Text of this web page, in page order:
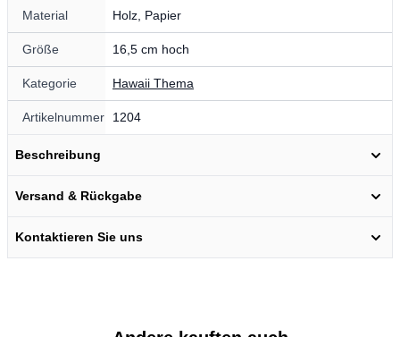
Material Holz, Papier
Größe 16,5 cm hoch
Kategorie Hawaii Thema
Artikelnummer 1204
Beschreibung
Versand & Rückgabe
Kontaktieren Sie uns